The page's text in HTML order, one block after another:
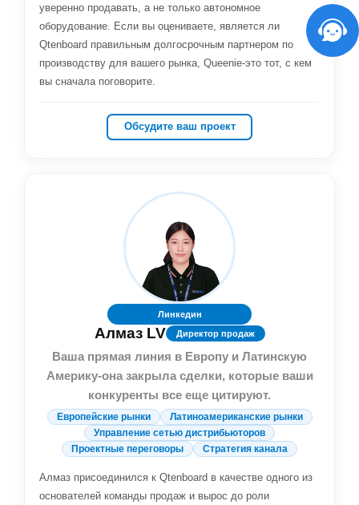
уверенно продавать, а не только автономное
оборудование. Если вы оцениваете, является ли
Qtenboard правильным долгосрочным партнером по
производству для вашего рынка, Queenie-это тот, с кем
вы сначала поговорите.
Обсудите ваш проект
Линкедин
Алмаз LV Директор продаж
Ваша прямая линия в Европу и Латинскую
Америку-она закрыла сделки, которые ваши
конкуренты все еще цитируют.
Европейские рынки
Латиноамериканские рынки
Управление сетью дистрибьюторов
Проектные переговоры
Стратегия канала
Алмаз присоединился к Qtenboard в качестве одного из
основателей команды продаж и вырос до роли